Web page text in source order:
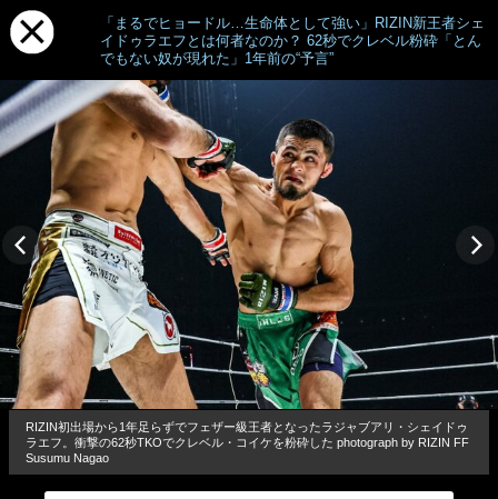
「まるでヒョードル…生命体として強い」RIZIN新王者シェ
イドゥラエフとは何者なのか？ 62秒でクレベル粉砕「とん
でもない奴が現れた」1年前の“予言”
RIZIN初出場から1年足らずでフェザー級王者となったラジャブアリ・シェイドゥ
ラエフ。衝撃の62秒TKOでクレベル・コイケを粉砕した photograph by RIZIN FF
Susumu Nagao